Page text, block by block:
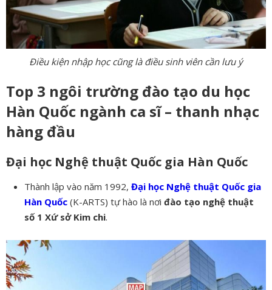
Điều kiện nhập học cũng là điều sinh viên cần lưu ý
Top 3 ngôi trường đào tạo du học
Hàn Quốc ngành ca sĩ – thanh nhạc
hàng đầu
Đại học Nghệ thuật Quốc gia Hàn Quốc
Thành lập vào năm 1992, Đại học Nghệ thuật Quốc gia
Hàn Quốc (K-ARTS) tự hào là nơi đào tạo nghệ thuật
số 1 Xứ sở Kim chi.